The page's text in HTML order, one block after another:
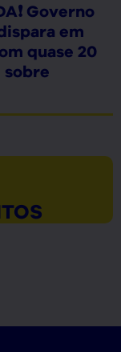
Governo
em
quase 20
sobre